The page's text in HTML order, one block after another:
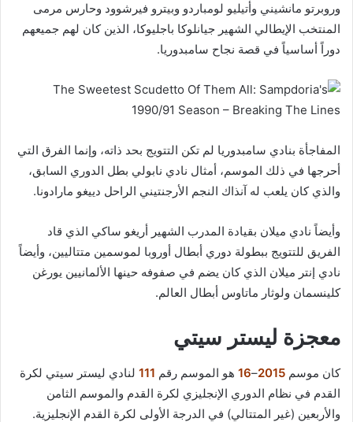
وروبرتو مانشيني وأتيليو لومباردو وبيترو فيرشوود وحارس مرمى
المنتخب الإيطالي الشهير جيانلوكا باجليوكا، الذين كان لهم جميعهم
دوراً أساسياً في قصة نجاح سامبدوريا.
المفاجأة بنادي سامبدوريا لم تكن التتويج بحد ذاته، وإنما الفرق التي
أحرجها في ذلك الموسم، أمثال نادي نابولي بطل الدوري السابق،
والذي كان يلعب له آنذاك النجم الأرجنتيني الراحل دييغو مارادونا.
وأيضاً نادي ميلان بقيادة المدرب الشهير أريغو ساكي الذي قاد
الفريق للتتويج ببطولة دوري أبطال أوروبا لموسمين متتاليين، وأيضاً
نادي إنتر ميلان الذي كان يضم في صفوفه حينها الألمانيين يورغن
كلينسمان ولوثار ماتاوس أبطال العالم.
معجزة ليستر سيتي
كان موسم 2015
–
16 هو الموسم رقم 111 لنادي ليستر سيتي لكرة
القدم في نظام الدوري الإنجليزي لكرة القدم والموسم الثامن
والأربعين (غير المتتالي) في الدرجة الأولى لكرة القدم الإنجليزية.